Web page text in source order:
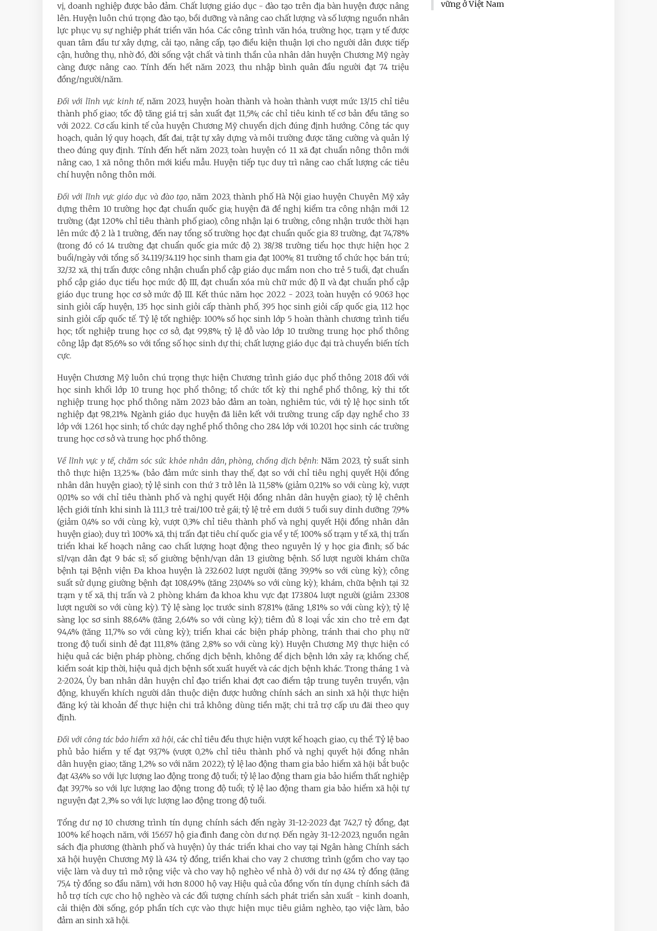
vị, doanh nghiệp được bảo đảm. Chất lượng giáo dục - đào tạo trên địa bàn huyện được nâng
lên. Huyện luôn chú trọng đào tạo, bồi dưỡng và nâng cao chất lượng và số lượng nguồn nhân
lực phục vụ sự nghiệp phát triển văn hóa. Các công trình văn hóa, trường học, trạm y tế được
quan tâm đầu tư xây dựng, cải tạo, nâng cấp, tạo điều kiện thuận lợi cho người dân được tiếp
cận, hưởng thụ, nhờ đó, đời sống vật chất và tinh thần của nhân dân huyện Chương Mỹ ngày
càng được nâng cao. Tính đến hết năm 2023, thu nhập bình quân đầu người đạt 74 triệu
đồng/người/năm.
Đối với lĩnh vực kinh tế, năm 2023, huyện hoàn thành và hoàn thành vượt mức 13/15 chỉ tiêu
thành phố giao; tốc độ tăng giá trị sản xuất đạt 11,5%; các chỉ tiêu kinh tế cơ bản đều tăng so
với 2022. Cơ cấu kinh tế của huyện Chương Mỹ chuyển dịch đúng định hướng. Công tác quy
hoạch, quản lý quy hoạch, đất đai, trật tự xây dựng và môi trường được tăng cường và quản lý
theo đúng quy định. Tính đến hết năm 2023, toàn huyện có 11 xã đạt chuẩn nông thôn mới
nâng cao, 1 xã nông thôn mới kiểu mẫu. Huyện tiếp tục duy trì nâng cao chất lượng các tiêu
chí huyện nông thôn mới.
Đối với lĩnh vực giáo dục và đào tạo, năm 2023, thành phố Hà Nội giao huyện Chuyên Mỹ xây
dựng thêm 10 trường học đạt chuẩn quốc gia; huyện đã đề nghị kiểm tra công nhận mới 12
trường (đạt 120% chỉ tiêu thành phố giao), công nhận lại 6 trường, công nhận trước thời hạn
lên mức độ 2 là 1 trường, đến nay tổng số trường học đạt chuẩn quốc gia 83 trường, đạt 74,78%
(trong đó có 14 trường đạt chuẩn quốc gia mức độ 2). 38/38 trường tiểu học thực hiện học 2
buổi/ngày với tổng số 34.119/34.119 học sinh tham gia đạt 100%; 81 trường tổ chức học bán trú;
32/32 xã, thị trấn được công nhận chuẩn phổ cập giáo dục mầm non cho trẻ 5 tuổi, đạt chuẩn
phổ cập giáo dục tiểu học mức độ III, đạt chuẩn xóa mù chữ mức độ II và đạt chuẩn phổ cập
giáo dục trung học cơ sở mức độ III. Kết thúc năm học 2022 - 2023, toàn huyện có 9.063 học
sinh giỏi cấp huyện, 135 học sinh giỏi cấp thành phố, 395 học sinh giỏi cấp quốc gia, 112 học
sinh giỏi cấp quốc tế. Tỷ lệ tốt nghiệp: 100% số học sinh lớp 5 hoàn thành chương trình tiểu
học; tốt nghiệp trung học cơ sở, đạt 99,8%; tỷ lệ đỗ vào lớp 10 trường trung học phổ thông
công lập đạt 85,6% so với tổng số học sinh dự thi; chất lượng giáo dục đại trà chuyển biến tích
cực.
Huyện Chương Mỹ luôn chú trọng thực hiện Chương trình giáo dục phổ thông 2018 đối với
học sinh khối lớp 10 trung học phổ thông; tổ chức tốt kỳ thi nghề phổ thông, kỳ thi tốt
nghiệp trung học phổ thông năm 2023 bảo đảm an toàn, nghiêm túc, với tỷ lệ học sinh tốt
nghiệp đạt 98,21%. Ngành giáo dục huyện đã liên kết với trường trung cấp dạy nghề cho 33
lớp với 1.261 học sinh; tổ chức dạy nghề phổ thông cho 284 lớp với 10.201 học sinh các trường
trung học cơ sở và trung học phổ thông.
Về lĩnh vực y tế, chăm sóc sức khỏe nhân dân, phòng, chống dịch bệnh: Năm 2023, tỷ suất sinh
thô thực hiện 13,25‰ (bảo đảm mức sinh thay thế, đạt so với chỉ tiêu nghị quyết Hội đồng
nhân dân huyện giao); tỷ lệ sinh con thứ 3 trở lên là 11,58% (giảm 0,21% so với cùng kỳ, vượt
0,01% so với chỉ tiêu thành phố và nghị quyết Hội đồng nhân dân huyện giao); tỷ lệ chênh
lệch giới tính khi sinh là 111,3 trẻ trai/100 trẻ gái; tỷ lệ trẻ em dưới 5 tuổi suy dinh dưỡng 7,9%
(giảm 0,4% so với cùng kỳ, vượt 0,3% chỉ tiêu thành phố và nghị quyết Hội đồng nhân dân
huyện giao); duy trì 100% xã, thị trấn đạt tiêu chí quốc gia về y tế; 100% số trạm y tế xã, thị trấn
triển khai kế hoạch nâng cao chất lượng hoạt động theo nguyên lý y học gia đình; số bác
sĩ/vạn dân đạt 9 bác sĩ; số giường bệnh/vạn dân 13 giường bệnh. Số lượt người khám chữa
bệnh tại Bệnh viện Đa khoa huyện là 232.602 lượt người (tăng 39,9% so với cùng kỳ); công
suất sử dụng giường bệnh đạt 108,49% (tăng 23,04% so với cùng kỳ); khám, chữa bệnh tại 32
trạm y tế xã, thị trấn và 2 phòng khám đa khoa khu vực đạt 173.804 lượt người (giảm 23.308
lượt người so với cùng kỳ). Tỷ lệ sàng lọc trước sinh 87,81% (tăng 1,81% so với cùng kỳ); tỷ lệ
sàng lọc sơ sinh 88,64% (tăng 2,64% so với cùng kỳ); tiêm đủ 8 loại vắc xin cho trẻ em đạt
94,4% (tăng 11,7% so với cùng kỳ); triển khai các biện pháp phòng, tránh thai cho phụ nữ
trong độ tuổi sinh đẻ đạt 111,8% (tăng 2,8% so với cùng kỳ). Huyện Chương Mỹ thực hiện có
hiệu quả các biện pháp phòng, chống dịch bệnh, không để dịch bệnh lớn xảy ra; khống chế,
kiểm soát kịp thời, hiệu quả dịch bệnh sốt xuất huyết và các dịch bệnh khác. Trong tháng 1 và
2-2024, Ủy ban nhân dân huyện chỉ đạo triển khai đợt cao điểm tập trung tuyên truyền, vận
động, khuyến khích người dân thuộc diện được hưởng chính sách an sinh xã hội thực hiện
đăng ký tài khoản để thực hiện chi trả không dùng tiền mặt; chi trả trợ cấp ưu đãi theo quy
định.
Đối với công tác bảo hiểm xã hội, các chỉ tiêu đều thực hiện vượt kế hoạch giao, cụ thể: Tỷ lệ bao
phủ bảo hiểm y tế đạt 93,7% (vượt 0,2% chỉ tiêu thành phố và nghị quyết hội đồng nhân
dân huyện giao; tăng 1,2% so với năm 2022); tỷ lệ lao động tham gia bảo hiểm xã hội bắt buộc
đạt 43,4% so với lực lượng lao động trong độ tuổi; tỷ lệ lao động tham gia bảo hiểm thất nghiệp
đạt 39,7% so với lực lượng lao động trong độ tuổi; tỷ lệ lao động tham gia bảo hiểm xã hội tự
nguyện đạt 2,3% so với lực lượng lao động trong độ tuổi.
Tổng dư nợ 10 chương trình tín dụng chính sách đến ngày 31-12-2023 đạt 742,7 tỷ đồng, đạt
100% kế hoạch năm, với 15.657 hộ gia đình đang còn dư nợ. Đến ngày 31-12-2023, nguồn ngân
sách địa phương (thành phố và huyện) ủy thác triển khai cho vay tại Ngân hàng Chính sách
xã hội huyện Chương Mỹ là 434 tỷ đồng, triển khai cho vay 2 chương trình (gồm cho vay tạo
việc làm và duy trì mở rộng việc và cho vay hộ nghèo về nhà ở) với dư nợ 434 tỷ đồng (tăng
75,4 tỷ đồng so đầu năm), với hơn 8.000 hộ vay. Hiệu quả của đồng vốn tín dụng chính sách đã
hỗ trợ tích cực cho hộ nghèo và các đối tượng chính sách phát triển sản xuất - kinh doanh,
cải thiện đời sống, góp phần tích cực vào thực hiện mục tiêu giảm nghèo, tạo việc làm, bảo
đảm an sinh xã hội.
vững ở Việt Nam